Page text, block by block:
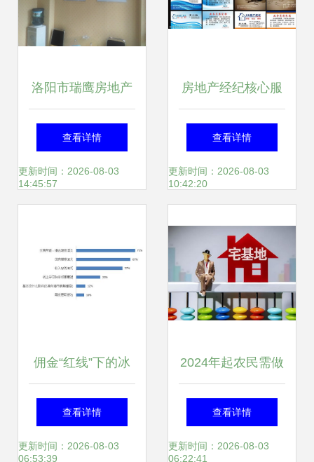
洛阳市瑞鹰房地产
经纪 专业服务，缔
造美好家园
查看详情
更新时间：2026-08-03
14:45:57
房地产经纪核心服
务 专业操盘与全局
视野下的双轮驱动
查看详情
更新时间：2026-08-03
10:42:20
佣金“红线”下的冰
与火 房地产经纪公
司的生门再造之战
查看详情
更新时间：2026-08-03
06:53:39
2024年起农民需做
好“大势已定”的准
备，建议手持4样
查看详情
更新时间：2026-08-03
06:22:41